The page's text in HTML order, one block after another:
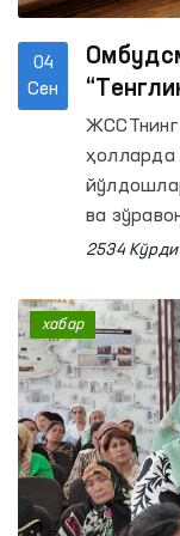
04
Сен
ЖССТнинг
ҳолларда
ва
шахснинг
2534 Кўрди
хабар